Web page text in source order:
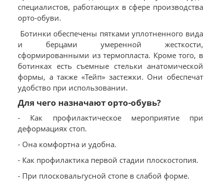
специалистов, работающих в сфере производства
орто-обуви.
Ботинки обеспечены пятками уплотненного вида
и берцами умеренной жесткости,
сформированными из термопласта. Кроме того, в
ботинках есть съемные стельки анатомической
формы, а также «Тейп» застежки. Они обеспечат
удобство при использовании.
Для чего назначают орто-обувь?
- Как профилактическое мероприятие при
деформациях стоп.
- Она комфортна и удобна.
- Как профилактика первой стадии плоскостопия.
- При плосковальгусной стопе в слабой форме.